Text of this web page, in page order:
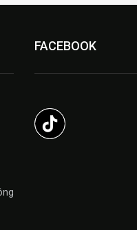
FACEBOOK